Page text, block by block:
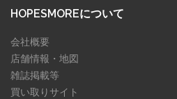
HOPESMOREについて
会社概要
店舗情報・地図
雑誌掲載等
買い取りサイト